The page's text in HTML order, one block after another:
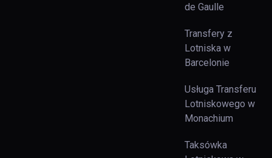
de Gaulle
Transfery z
Lotniska w
Barcelonie
Usługa Transferu
Lotniskowego w
Monachium
Taksówka